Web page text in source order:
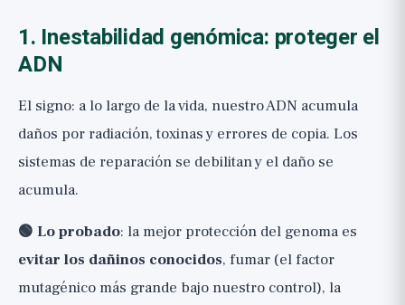
1. Inestabilidad genómica: proteger el
ADN
El signo: a lo largo de la vida, nuestro ADN acumula
daños por radiación, toxinas y errores de copia. Los
sistemas de reparación se debilitan y el daño se
acumula.
🟢 Lo probado: la mejor protección del genoma es
evitar los dañinos conocidos, fumar (el factor
mutagénico más grande bajo nuestro control), la